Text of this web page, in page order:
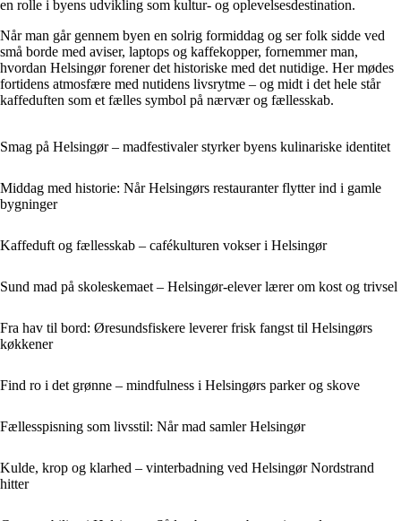
en rolle i byens udvikling som kultur- og oplevelsesdestination.
Når man går gennem byen en solrig formiddag og ser folk sidde ved
små borde med aviser, laptops og kaffekopper, fornemmer man,
hvordan Helsingør forener det historiske med det nutidige. Her mødes
fortidens atmosfære med nutidens livsrytme – og midt i det hele står
kaffeduften som et fælles symbol på nærvær og fællesskab.
Smag på Helsingør – madfestivaler styrker byens kulinariske identitet
Middag med historie: Når Helsingørs restauranter flytter ind i gamle
bygninger
Kaffeduft og fællesskab – cafékulturen vokser i Helsingør
Sund mad på skoleskemaet – Helsingør-elever lærer om kost og trivsel
Fra hav til bord: Øresundsfiskere leverer frisk fangst til Helsingørs
køkkener
Find ro i det grønne – mindfulness i Helsingørs parker og skove
Fællesspisning som livsstil: Når mad samler Helsingør
Kulde, krop og klarhed – vinterbadning ved Helsingør Nordstrand
hitter